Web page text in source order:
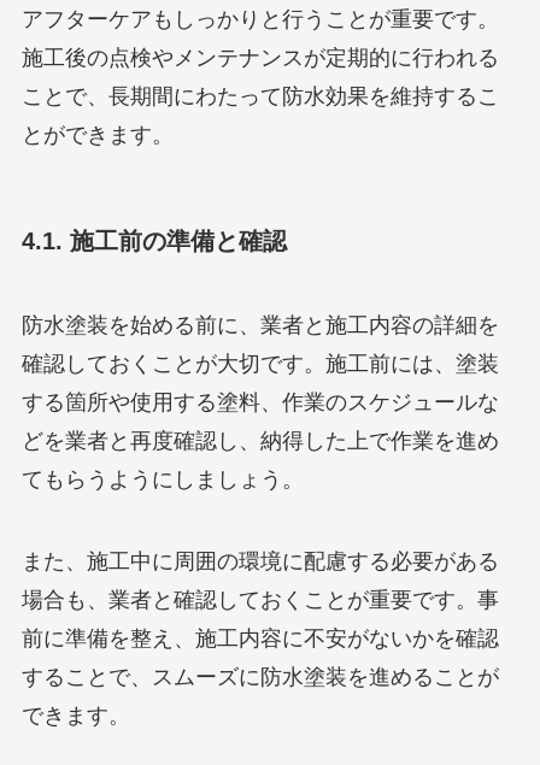
アフターケアもしっかりと行うことが重要です。
施工後の点検やメンテナンスが定期的に行われる
ことで、長期間にわたって防水効果を維持するこ
とができます。
4.1. 施工前の準備と確認
防水塗装を始める前に、業者と施工内容の詳細を
確認しておくことが大切です。施工前には、塗装
する箇所や使用する塗料、作業のスケジュールな
どを業者と再度確認し、納得した上で作業を進め
てもらうようにしましょう。
また、施工中に周囲の環境に配慮する必要がある
場合も、業者と確認しておくことが重要です。事
前に準備を整え、施工内容に不安がないかを確認
することで、スムーズに防水塗装を進めることが
できます。